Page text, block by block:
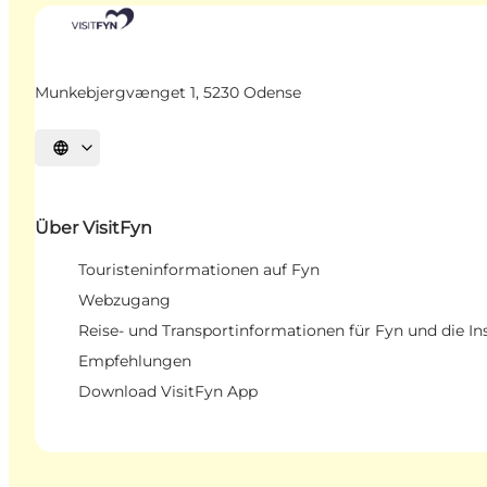
Munkebjergvænget 1, 5230 Odense
Sprache auswählen
Über VisitFyn
Touristeninformationen auf Fyn
Webzugang
Reise- und Transportinformationen für Fyn und die
Empfehlungen
Download VisitFyn App